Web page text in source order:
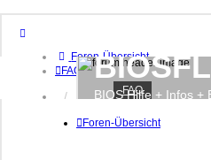
Foren-Übersicht
FAQ
Anmelden
BIOS Hilfe + Infos +
FAQ
Foren-Übersicht